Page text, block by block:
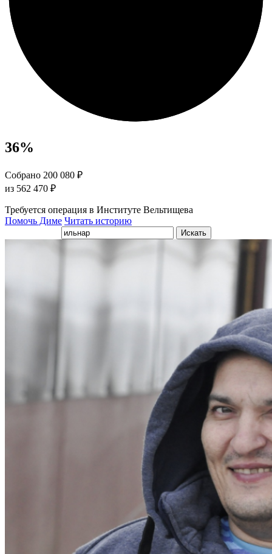
36%
Собрано 200 080 ₽
из 562 470 ₽
Требуется операция в Институте Вельтищева
Помочь Диме Читать историю